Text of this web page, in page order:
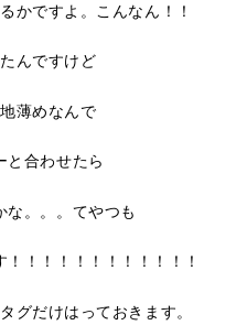
かですよ。こんなん！！
んですけど
薄めなんで
と合わせたら
な。。。てやつも
！！！！！！！！！！！
グだけはっておきます。